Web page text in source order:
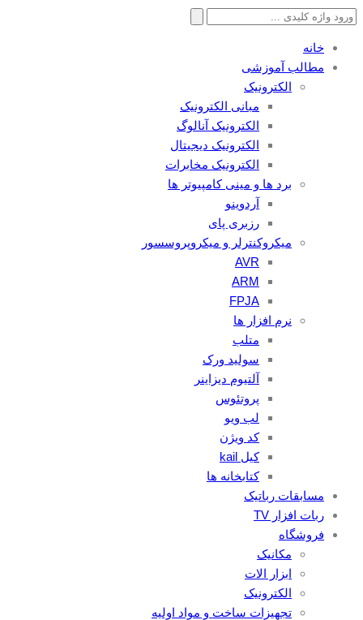
جستجو
خانه
مطالب آموزشی
الکترونیک
مبانی الکترونیک
الکترونیک آنالوگ
الکترونیک دیجیتال
الکترونیک مخابرات
برد ها و مینی کامپیوتر ها
آردوینو
رزبری پای
میکروکنترلر و میکروپروسسور
AVR
ARM
FPJA
نرم افزار ها
متلب
سولید ورک
آلتیوم دیزاینر
پروتئوس
لب ویو
کد ویژن
کیل kail
کتابخانه ها
مسابقات رباتیک
ربات افزار TV
فروشگاه
مکانیک
ابزار الات
الکترونیک
تجهیزات ساخت و مواد اولیه